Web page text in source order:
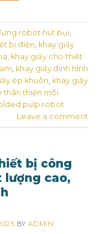
robot hút bụi
bị điện khay giấy
khay giấy cho thiết
khay giấy định hình
ép khuôn khay giấy
thân thiện môi
pulp robot
Leave a comment
bị công
lượng cao,
BYADMIN